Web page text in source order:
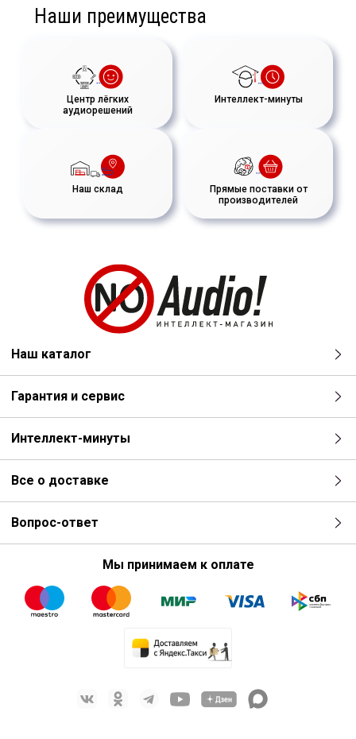
Наши преимущества
Центр лёгких
аудиорешений
Интеллект-минуты
Наш склад
Прямые поставки от
производителей
Наш каталог
Гарантия и сервис
Интеллект-минуты
Все о доставке
Вопрос-ответ
Мы принимаем к оплате